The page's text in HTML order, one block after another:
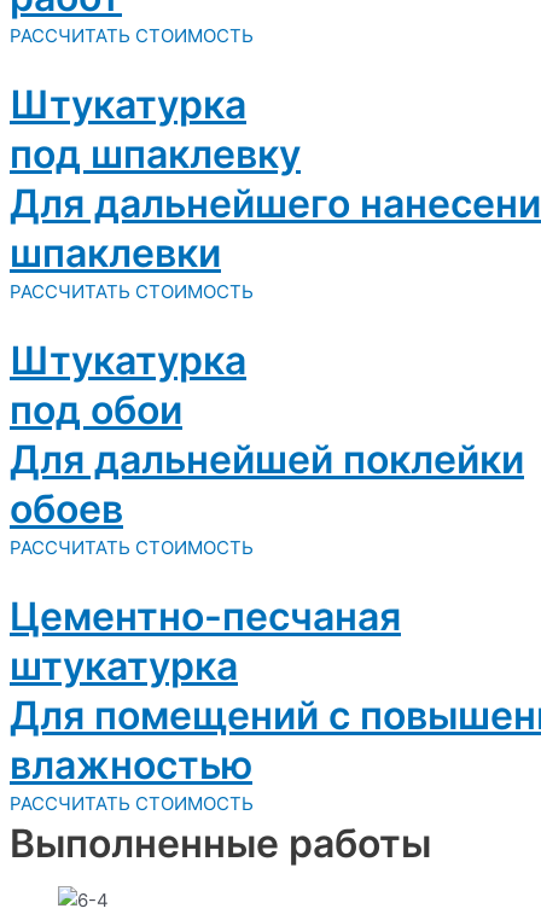
РАССЧИТАТЬ СТОИМОСТЬ
Штукатурка
под шпаклевку
Для дальнейшего
шпаклевки
РАССЧИТАТЬ СТОИМОСТЬ
Штукатурка
под обои
Для дальнейшей поклейки
обоев
РАССЧИТАТЬ СТОИМОСТЬ
Цементно-песчаная
штукатурка
Для помещений с
влажностью
РАССЧИТАТЬ СТОИМОСТЬ
Выполненные работы